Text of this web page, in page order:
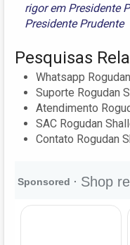
rigor em Presidente
Presidente Prudente
Pesquisas
Whatsapp
Suporte Rogudan
Atendimento
SAC Rogudan
Contato Rogudan